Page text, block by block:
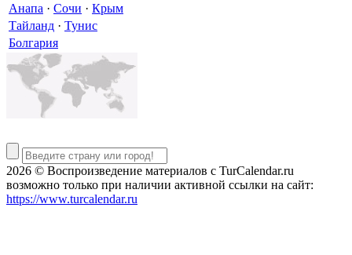
Анапа · Сочи · Крым
Тайланд · Тунис
Болгария
2026 © Воспроизведение материалов c TurCalendar.ru
возможно только при наличии активной ссылки на сайт:
https://www.turcalendar.ru